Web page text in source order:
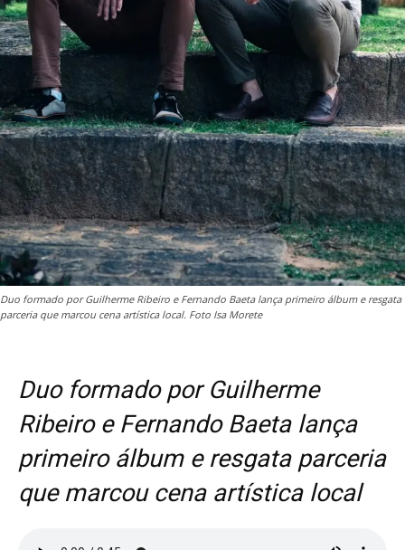
Duo formado por Guilherme Ribeiro e Fernando Baeta lança primeiro álbum e resgata
parceria que marcou cena artística local. Foto Isa Morete
Duo formado por Guilherme
Ribeiro e Fernando Baeta lança
primeiro álbum e resgata parceria
que marcou cena artística local